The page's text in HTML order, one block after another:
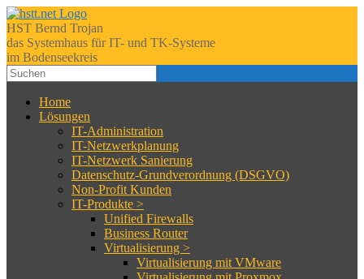
HST Bernd Trojan
das Systemhaus für IT- und TK-Systeme
im Bodenseekreis
Home
Lösungen
IT-Administration
IT-Netzwerkplanung
IT-Netzwerk Sanierung
Datenschutz-Grundverordnung (DSGVO)
Non-Profit Kunden
IT-Produkte >
Unified Firewalls
Business Router
Virtualisierung >
Virtualisierung mit VMware